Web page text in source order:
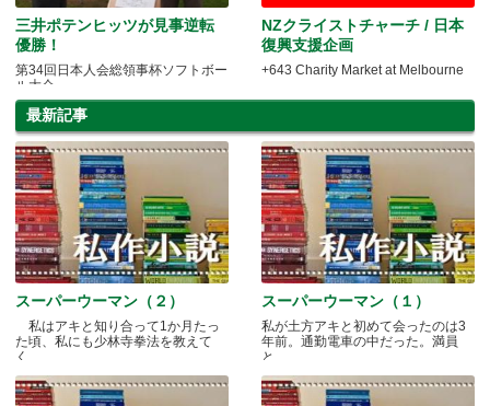
三井ポテンヒッツが見事逆転
優勝！
第34回日本人会総領事杯ソフトボー
ル大会
NZクライストチャーチ / 日本
復興支援企画
+643 Charity Market at Melbourne
最新記事
スーパーウーマン（２）
私はアキと知り合って1か月たっ
た頃、私にも少林寺拳法を教えて
く.....
スーパーウーマン（１）
私が土方アキと初めて会ったのは3
年前。通勤電車の中だった。満員
と.....